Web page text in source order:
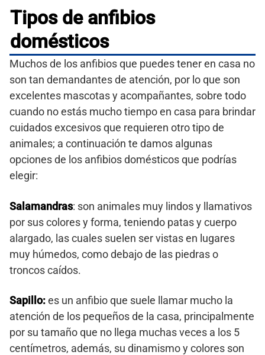
Tipos de anfibios
domésticos
Muchos de los anfibios que puedes tener en casa no
son tan demandantes de atención, por lo que son
excelentes mascotas y acompañantes, sobre todo
cuando no estás mucho tiempo en casa para brindar
cuidados excesivos que requieren otro tipo de
animales; a continuación te damos algunas
opciones de los anfibios domésticos que podrías
elegir:
Salamandras: son animales muy lindos y llamativos
por sus colores y forma, teniendo patas y cuerpo
alargado, las cuales suelen ser vistas en lugares
muy húmedos, como debajo de las piedras o
troncos caídos.
Sapillo:es un anfibio que suele llamar mucho la
atención de los pequeños de la casa, principalmente
por su tamaño que no llega muchas veces a los 5
centímetros, además, su dinamismo y colores son